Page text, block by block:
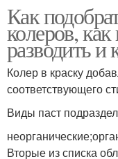
Как
колеров,
разводить и
Колер в краску
соответствующего
Виды паст
Вторые из списка